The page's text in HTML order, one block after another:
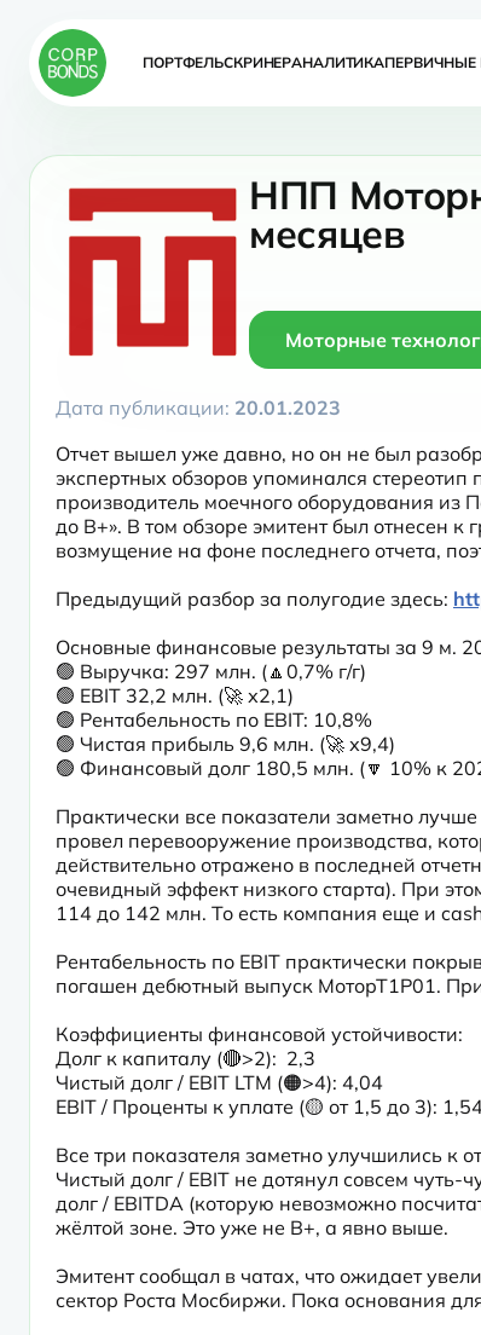
ПОРТФЕЛЬСКРИНЕРАНАЛИТИКА
НПП
месяцев
Моторные
Дата публикации: 20.01.2023
Отчет вышел уже давно, но он не был
экспертных обзоров упоминался
производитель моечного оборудования из
до В+». В том обзоре эмитент был отнесен
возмущение на фоне последнего отчета,
Предыдущий разбор за полугодие здесь:
Основные финансовые результаты за 9 м.
🟢 Выручка: 297 млн. (🔼0,7% г/г)
🟢 EBIT 32,2 млн. (🚀 х2,1)
🟢 Рентабельность по EBIT: 10,8%
🟢 Чистая прибыль 9,6 млн. (🚀 х9,4)
🟢 Финансовый долг 180,5 млн. (🔽 10% к
Практически все показатели заметно
провел перевооружение производства,
действительно отражено в последней
очевидный эффект низкого старта). При
114 до 142 млн. То есть компания еще и
Рентабельность по EBIT практически
погашен дебютный выпуск МоторТ1Р01.
Коэффициенты финансовой устойчивости:
Долг к капиталу (🔴>2):  2,3
Чистый долг / EBIT LTM (🟠>4): 4,04
EBIT / Проценты к уплате (🟡 от 1,5 до 3):
Все три показателя заметно улучшились к
Чистый долг / EBIT не дотянул совсем
долг / EBITDA (которую невозможно
жёлтой зоне. Это уже не B+, а явно выше.
Эмитент сообщал в чатах, что ожидает
сектор Роста Мосбиржи. Пока основания